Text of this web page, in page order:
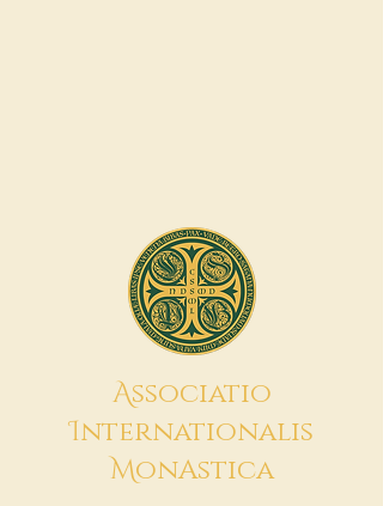
Associatio
Internationalis
MonAstica